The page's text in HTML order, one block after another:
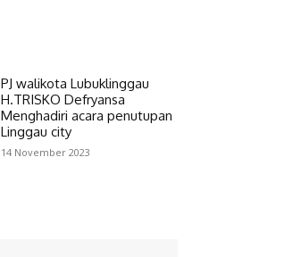
PJ walikota Lubuklinggau
H.TRISKO Defryansa
Menghadiri acara penutupan
Linggau city
14 November 2023